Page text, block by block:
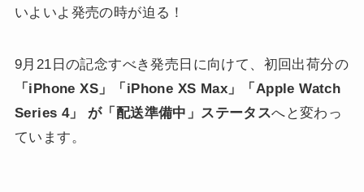
いよいよ発売の時が迫る！
9月21日の記念すべき発売日に向けて、初回出荷分の
「iPhone XS」「iPhone XS Max」「Apple Watch
Series 4」 が「配送準備中」ステータスへと変わっ
ています。